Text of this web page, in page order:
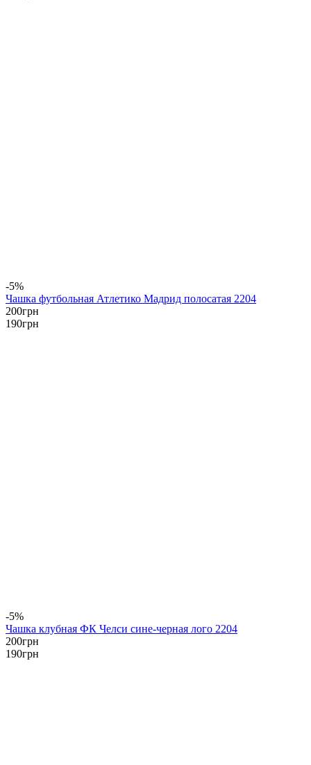
-5%
Чашка футбольная Атлетико Мадрид полосатая 2204
200грн
190грн
-5%
Чашка клубная ФК Челси сине-черная лого 2204
200грн
190грн